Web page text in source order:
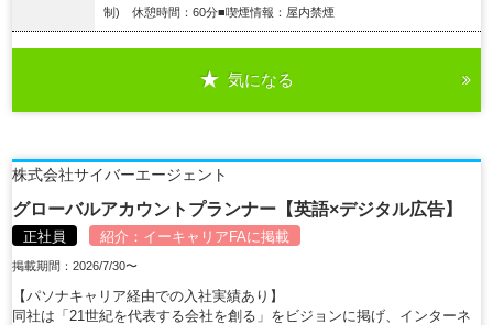
制) 休憩時間：60分■喫煙情報：屋内禁煙
気になる
株式会社サイバーエージェント
グローバルアカウントプランナー【英語×デジタル広告】
正社員 紹介： イーキャリアFAに掲載
掲載期間：2026/7/30〜
【パソナキャリア経由での入社実績あり】
同社は「21世紀を代表する会社を創る」をビジョンに掲げ、インターネ